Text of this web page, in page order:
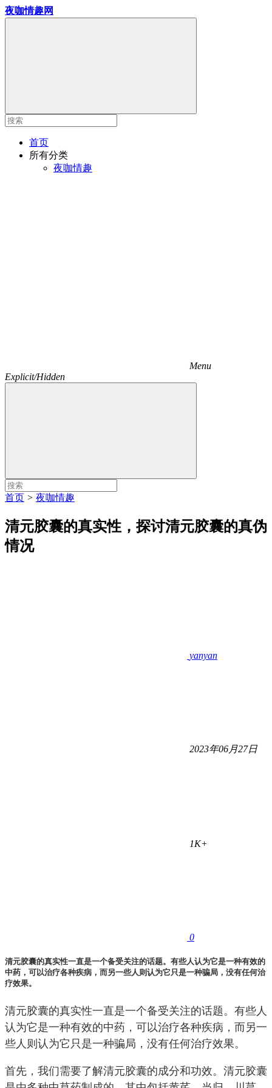
夜咖情趣网
首页
所有分类
夜咖情趣
Menu
Explicit/Hidden
首页 > 夜咖情趣
清元胶囊的真实性，探讨清元胶囊的真伪
情况
yanyan
2023年06月27日
1K+
0
清元胶囊的真实性一直是一个备受关注的话题。有些人认为它是一种有效的
中药，可以治疗各种疾病，而另一些人则认为它只是一种骗局，没有任何治
疗效果。
清元胶囊的真实性一直是一个备受关注的话题。有些人
认为它是一种有效的中药，可以治疗各种疾病，而另一
些人则认为它只是一种骗局，没有任何治疗效果。
首先，我们需要了解清元胶囊的成分和功效。清元胶囊